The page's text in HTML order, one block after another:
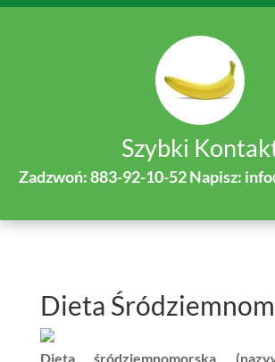
Szybki
Zadzwoń: 883-92-10-52 Napisz:
Dieta
Dieta śródziemnomorska